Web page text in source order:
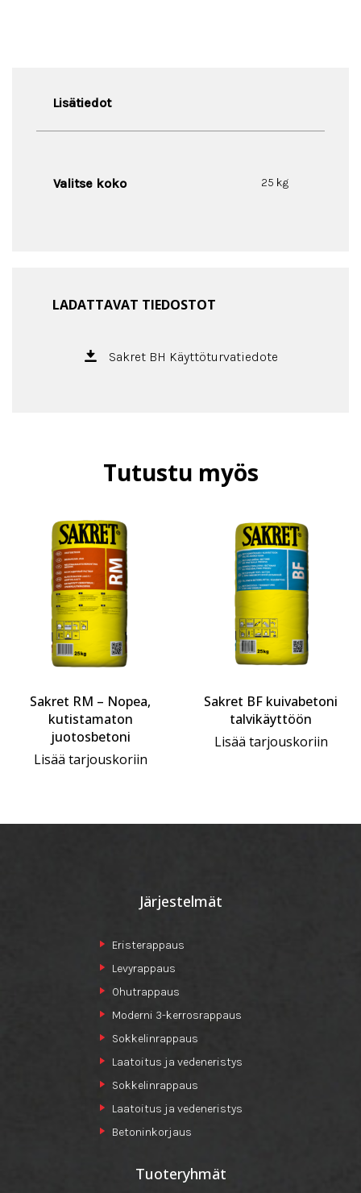
Lisätiedot
Valitse koko 25 kg
LADATTAVAT TIEDOSTOT
Sakret BH Käyttöturvatiedote
Tutustu myös
Sakret RM – Nopea,
kutistamaton
juotosbetoni
Lisää tarjouskoriin
Sakret BF kuivabetoni
talvikäyttöön
Lisää tarjouskoriin
Järjestelmät
Eristerappaus
Levyrappaus
Ohutrappaus
Moderni 3-kerrosrappaus
Sokkelinrappaus
Laatoitus ja vedeneristys
Sokkelinrappaus
Laatoitus ja vedeneristys
Betoninkorjaus
Tuoteryhmät